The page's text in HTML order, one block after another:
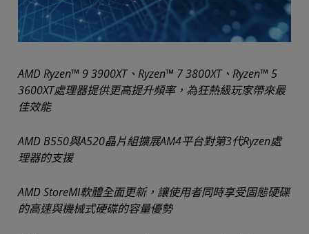
AMD Ryzen™ 9 3900XT、Ryzen™ 7 3800XT、Ryzen™ 5
3600XT處理器提供更高提升頻率，為狂熱級玩家帶來最
佳效能
AMD B550與A520晶片組擴展AM4平台對第3代Ryzen處
理器的支援
AMD StoreMI軟體全面更新，讓使用者同時享受固態硬碟
的高速與機械式硬碟的容量優勢